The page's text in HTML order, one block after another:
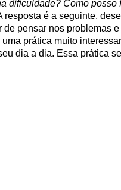
dificuldade? Como posso
resposta é a seguinte,
pensar nos problemas
prática muito
dia a dia. Essa prática